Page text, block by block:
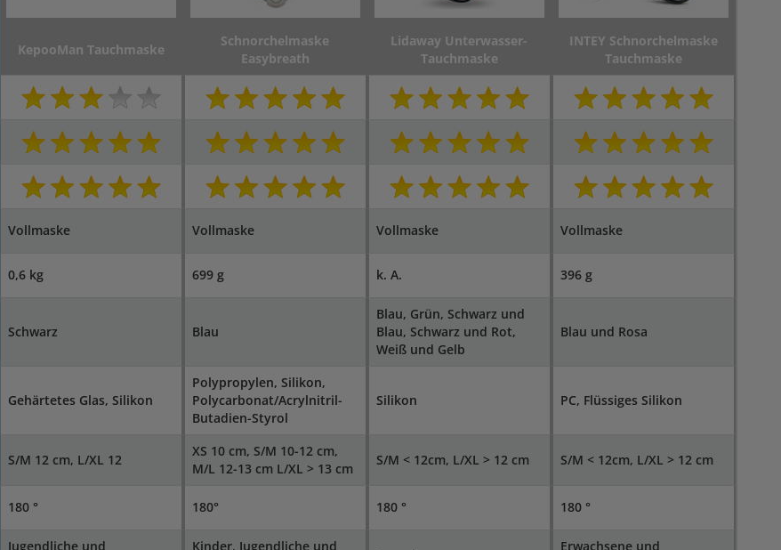
KepooMan Tauchmaske
Schnorchelmaske
Easybreath
Lidaway Unterwasser-
Tauchmaske
INTEY Schnorchelmaske
Tauchmaske
Vollmaske Vollmaske Vollmaske Vollmaske
0,6 kg 699 g k. A. 396 g
Schwarz Blau
Blau, Grün, Schwarz und
Blau, Schwarz und Rot,
Weiß und Gelb
Blau und Rosa
Gehärtetes Glas, Silikon
Polypropylen, Silikon,
Polycarbonat/Acrylnitril-
Butadien-Styrol
Silikon PC, Flüssiges Silikon
S/M 12 cm, L/XL 12
XS 10 cm, S/M 10-12 cm,
M/L 12-13 cm L/XL > 13 cm
S/M < 12cm, L/XL > 12 cm S/M < 12cm, L/XL > 12 cm
180 ° 180° 180 ° 180 °
Jugendliche und
Kinder, Jugendliche und
Erwachsene und